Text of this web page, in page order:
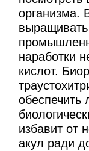
организма.
выращивать
наработки
кислот.
избавит от
акул ради